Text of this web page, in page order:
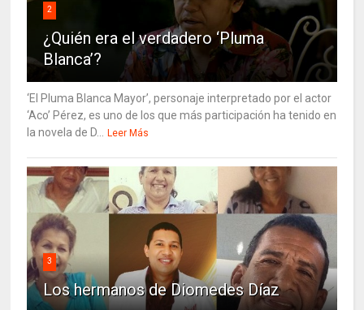
2
¿Quién era el verdadero ‘Pluma
Blanca’?
‘El Pluma Blanca Mayor’, personaje interpretado por el actor
‘Aco’ Pérez, es uno de los que más participación ha tenido en
la novela de D... Leer Más
3
Los hermanos de Diomedes Díaz